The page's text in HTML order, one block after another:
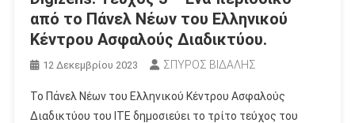
από το Πάνελ Νέων του Ελληνικού
Κέντρου Ασφαλούς Διαδικτύου.
12 Δεκεμβρίου 2023 ΣΠΥΡΟΣ ΒΙΔΑΛΗΣ
Το Πάνελ Νέων του Ελληνικού Κέντρου Ασφαλούς
Διαδικτύου του ITE δημοσιεύει το τρίτο τεύχος του